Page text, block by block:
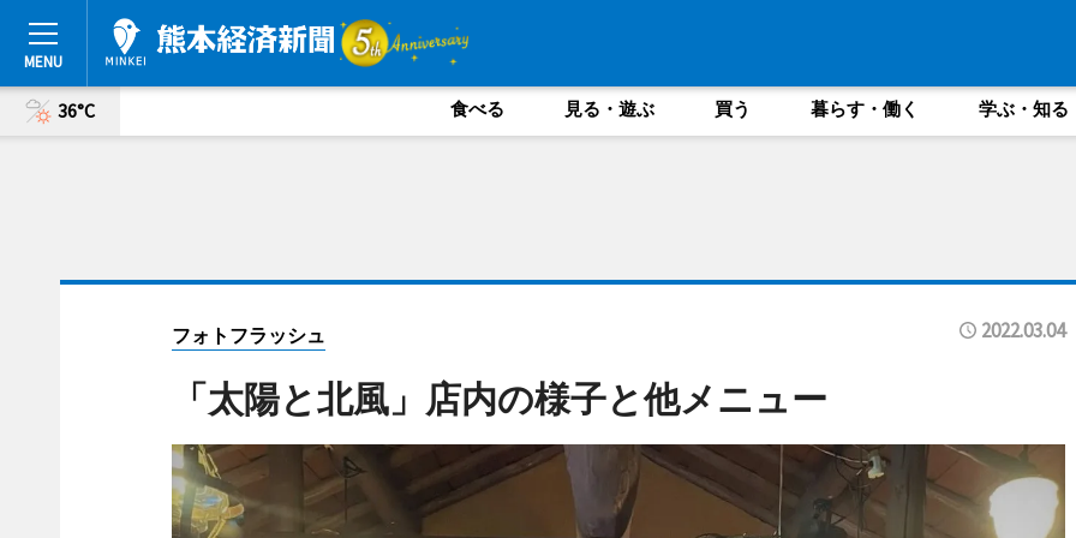
36°C 食べる 見る・遊ぶ 買う 暮らす・働く 学ぶ・知る
フォトフラッシュ 2022.03.04
「太陽と北風」店内の様子と他メニュー